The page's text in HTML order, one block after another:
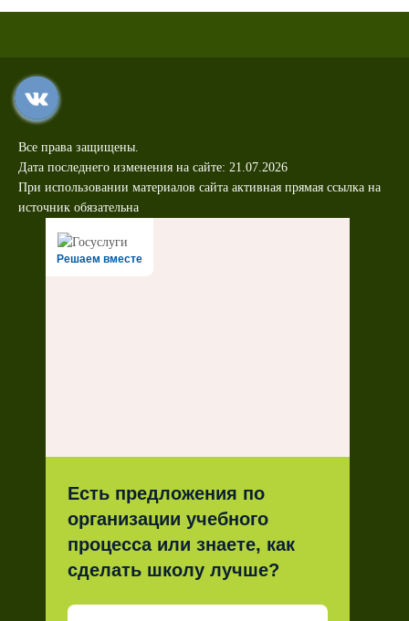
Все права защищены.
Дата последнего изменения на сайте: 21.07.2026
При использовании материалов сайта активная прямая ссылка на
источник обязательна
Решаем вместе
Есть предложения по
организации учебного
процесса или знаете, как
сделать школу лучше?